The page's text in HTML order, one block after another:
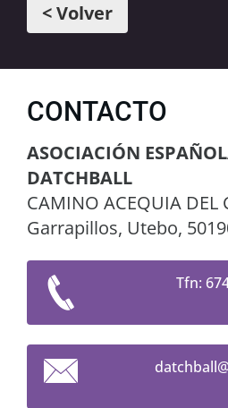
< Volver
CONTACTO
ASOCIACIÓN
DATCHBALL
CAMINO ACEQUIA DEL
Garrapillos, Utebo,
Tfn:
datchbal